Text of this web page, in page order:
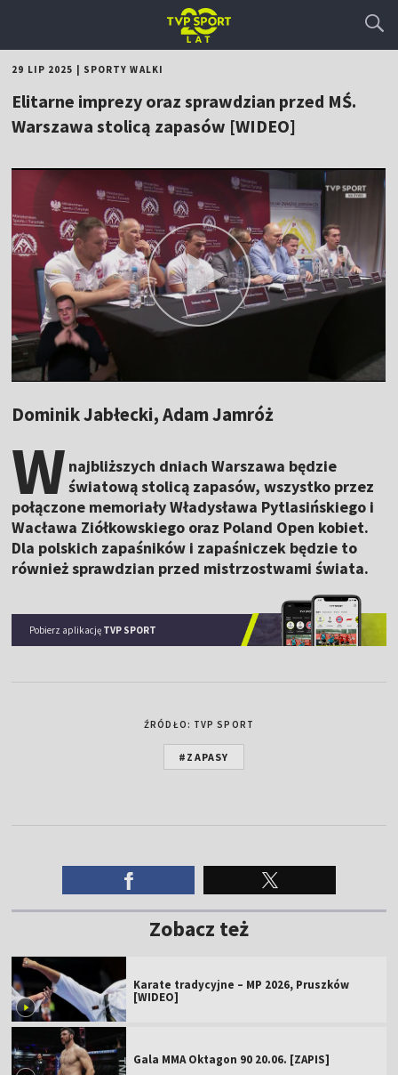
29 LIP 2025 SPORTY WALKI
Elitarne imprezy oraz sprawdzian przed MŚ.
Warszawa stolicą zapasów [WIDEO]
Dominik Jabłecki, Adam Jamróż
W najbliższych dniach Warszawa będzie
światową stolicą zapasów, wszystko przez
połączone memoriały Władysława Pytlasińskiego i
Wacława Ziółkowskiego oraz Poland Open kobiet.
Dla polskich zapaśników i zapaśniczek będzie to
również sprawdzian przed mistrzostwami świata.
Pobierz aplikację TVP SPORT
ŹRÓDŁO: TVP SPORT
#ZAPASY
Zobacz też
Karate tradycyjne – MP 2026, Pruszków
[WIDEO]
Gala MMA Oktagon 90 20.06. [ZAPIS]